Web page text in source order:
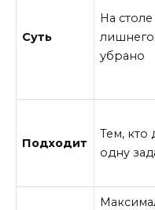
Суть
На
убрано
Подходит
Тем, кто
одну